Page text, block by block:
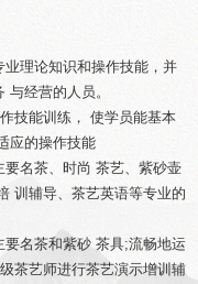
理论知识和操作技能，并
经营的人员。
技能训练， 使学员能基本
应的操作技能
名茶、时尚 茶艺、紫砂壶
训辅导、茶艺英语等专业的
名茶和紫砂 茶具;流畅地运
茶艺师进行茶艺演示增训辅